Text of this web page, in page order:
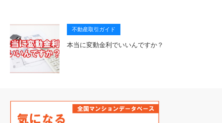
不動産取引ガイド
本当に変動金利でいいんですか？